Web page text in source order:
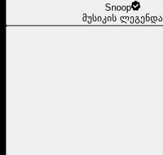
Snoop
მუსიკის ლეგენდა